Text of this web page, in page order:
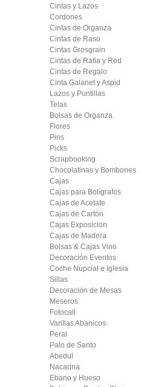
Cintas y Lazos
Cordones
Cintas de Organza
Cintas de Raso
Cintas Grosgrain
Cintas de Rafia y Red
Cintas de Regalo
Cinta Galanet y Aspid
Lazos y Puntillas
Telas
Bolsas de Organza
Flores
Pins
Picks
Scrapbooking
Chocolatinas y Bombones
Cajas
Cajas para Bolígrafos
Cajas de Acetate
Cajas de Cartón
Cajas Exposicion
Cajas de Madera
Bolsas & Cajas Vino
Decoración Eventos
Coche Nupcial e Iglesia
Sillas
Decoración de Mesas
Meseros
Fotocall
Varillas Abanicos
Peral
Palo de Santo
Abedul
Nacarina
Ebano y Hueso